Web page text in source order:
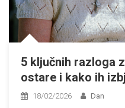
5 ključnih razloga
ostare i kako ih
18/02/2026 Dan